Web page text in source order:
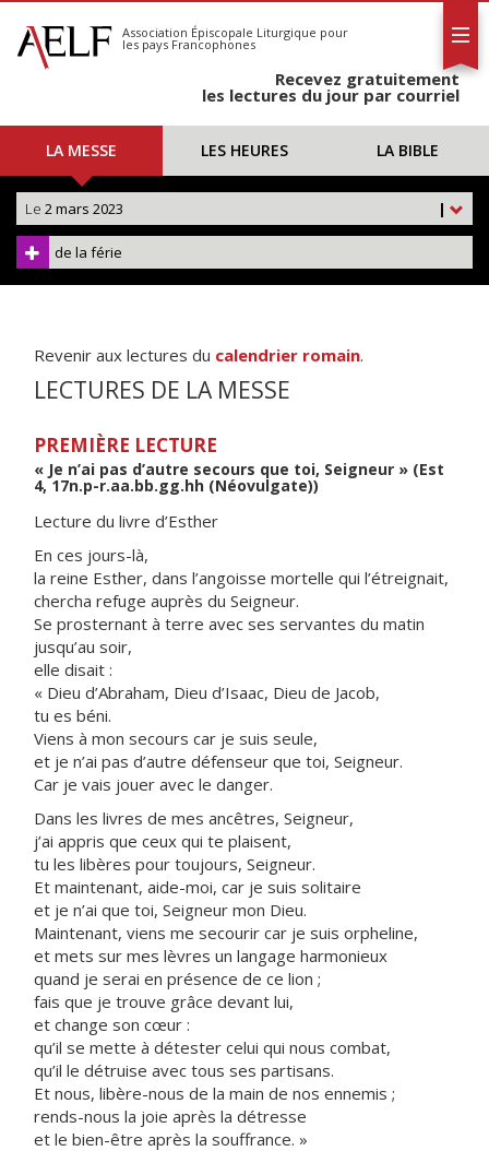
S'abonner
Calendrier
Association Épiscopale Liturgique pour
les pays Francophones
Recevez gratuitement
les lectures du jour par courriel
LA MESSE LES HEURES LA BIBLE
|
Le 2 mars 2023
de la férie
Revenir aux lectures du calendrier romain.
LECTURES DE LA MESSE
PREMIÈRE LECTURE
« Je n’ai pas d’autre secours que toi, Seigneur » (Est
4, 17n.p-r.aa.bb.gg.hh (Néovulgate))
Lecture du livre d’Esther
En ces jours-là,
la reine Esther, dans l’angoisse mortelle qui l’étreignait,
chercha refuge auprès du Seigneur.
Se prosternant à terre avec ses servantes du matin
jusqu’au soir,
elle disait :
« Dieu d’Abraham, Dieu d’Isaac, Dieu de Jacob,
tu es béni.
Viens à mon secours car je suis seule,
et je n’ai pas d’autre défenseur que toi, Seigneur.
Car je vais jouer avec le danger.
Dans les livres de mes ancêtres, Seigneur,
j’ai appris que ceux qui te plaisent,
tu les libères pour toujours, Seigneur.
Et maintenant, aide-moi, car je suis solitaire
et je n’ai que toi, Seigneur mon Dieu.
Maintenant, viens me secourir car je suis orpheline,
et mets sur mes lèvres un langage harmonieux
quand je serai en présence de ce lion ;
fais que je trouve grâce devant lui,
et change son cœur :
qu’il se mette à détester celui qui nous combat,
qu’il le détruise avec tous ses partisans.
Et nous, libère-nous de la main de nos ennemis ;
rends-nous la joie après la détresse
et le bien-être après la souffrance. »